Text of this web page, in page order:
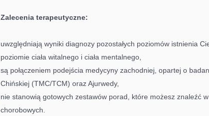
Zalecenia terapeutyczne:
uwzględniają wyniki diagnozy pozostałych poziomów istnienia
poziomie ciała witalnego i ciała mentalnego,
są połączeniem podejścia medycyny zachodniej, opartej o
Chińskiej (TMC/TCM) oraz Ajurwedy,
nie stanowią gotowych zestawów porad, które możesz znaleźć
chorobowych.